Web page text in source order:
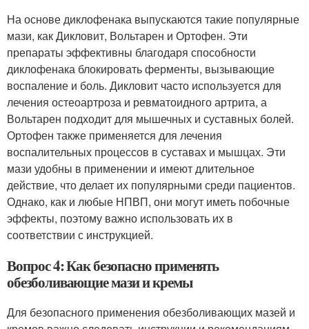
На основе диклофенака выпускаются такие популярные
мази, как Дикловит, Вольтарен и Ортофен. Эти
препараты эффективны благодаря способности
диклофенака блокировать ферменты, вызывающие
воспаление и боль. Дикловит часто используется для
лечения остеоартроза и ревматоидного артрита, а
Вольтарен подходит для мышечных и суставных болей.
Ортофен также применяется для лечения
воспалительных процессов в суставах и мышцах. Эти
мази удобны в применении и имеют длительное
действие, что делает их популярными среди пациентов.
Однако, как и любые НПВП, они могут иметь побочные
эффекты, поэтому важно использовать их в
соответствии с инструкцией.
Вопрос 4: Как безопасно применять
обезболивающие мази и кремы
Для безопасного применения обезболивающих мазей и